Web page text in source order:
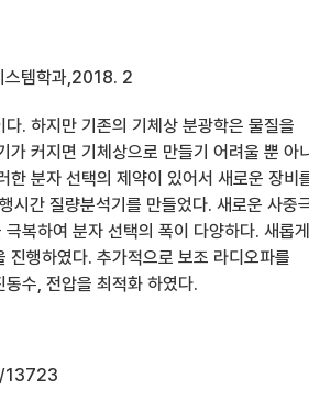
스템학과,2018. 2
. 하지만 기존의 기체상 분광학은 물질을
커지면 기체상으로 만들기 어려울 뿐 아
한 분자 선택의 제약이 있어서 새로운 장비
시간 질량분석기를 만들었다. 새로운 사중
복하여 분자 선택의 폭이 다양하다. 새롭게
진행하였다. 추가적으로 보조 라디오파를
수, 전압을 최적화 하였다.
13723